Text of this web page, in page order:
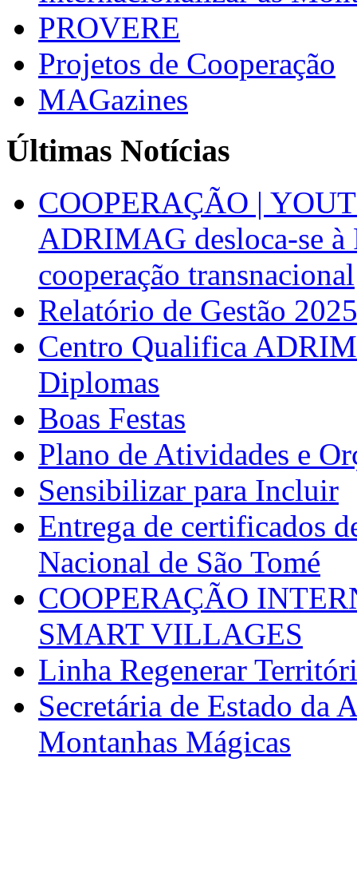
PROVERE
Projetos de Cooperação
MAGazines
Últimas Notícias
COOPERAÇÃO |
ADRIMAG desloca-se
cooperação transnacional
Relatório de Gestão 2025
Centro Qualifica
Diplomas
Boas Festas
Plano de Atividades e
Sensibilizar para Incluir
Entrega de certificados
Nacional de São Tomé
COOPERAÇÃO
SMART VILLAGES
Linha Regenerar
Secretária de Estado da
Montanhas Mágicas